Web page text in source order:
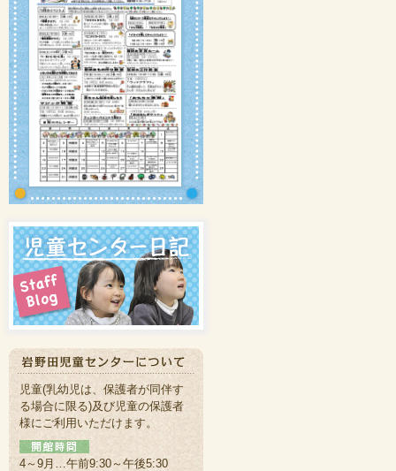
児童(乳幼児は、保護者が同伴す
る場合に限る)及び児童の保護者
様にご利用いただけます。
4～9月…午前9:30～午後5:30